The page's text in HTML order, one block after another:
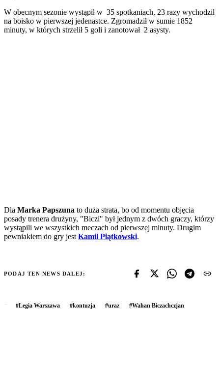
W obecnym sezonie wystąpił w 35 spotkaniach, 23 razy wychodził
na boisko w pierwszej jedenastce. Zgromadził w sumie 1852
minuty, w których strzelił 5 goli i zanotował 2 asysty.
Dla Marka Papszuna to duża strata, bo od momentu objęcia
posady trenera drużyny, "Biczi" był jednym z dwóch graczy, którzy
wystąpili we wszystkich meczach od pierwszej minuty. Drugim
pewniakiem do gry jest Kamil Piątkowski.
PODAJ TEN NEWS DALEJ:
#Legia Warszawa #kontuzja #uraz #Wahan Biczachczjan